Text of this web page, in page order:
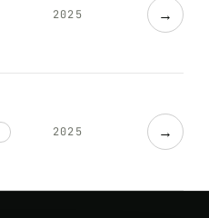
2025 →
2025 →